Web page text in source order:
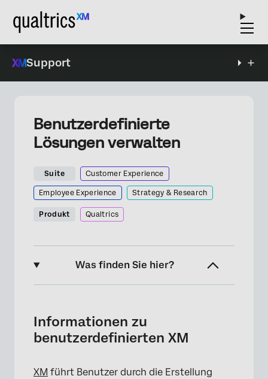
Support
Benutzerdefinierte
Lösungen verwalten
Suite Customer Experience
Employee Experience Strategy & Research
Produkt Qualtrics
Was finden Sie hier?
Kundenspezifische XM für Ihr Organisation
Änderungen an benutzerdefinierten XM
benutzerdefinierte XM
Informationen zu
benutzerdefinierten XM
XM führt Benutzer durch die Erstellung